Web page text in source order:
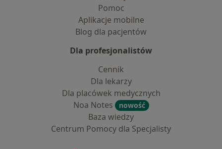
Pomoc
Aplikacje mobilne
Blog dla pacjentów
Dla profesjonalistów
Cennik
Dla lekarzy
Dla placówek medycznych
Noa Notes
nowość
Baza wiedzy
Centrum Pomocy dla Specjalisty